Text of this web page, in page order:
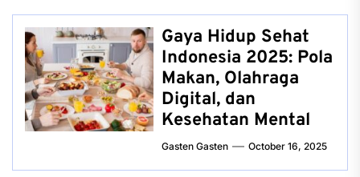
Gaya Hidup Sehat
Indonesia 2025: Pola
Makan, Olahraga
Digital, dan
Kesehatan Mental
Gasten Gasten October 16, 2025